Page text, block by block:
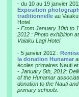
- du 10 au 19 janvier
Exposition
traditionnelle au
Hotel
- From January 10th to
2012 : Photo exhibition
Vaiaku Lagi Hotel
- 5 janvier 2012 :
la donation Hunamar
écoles primaires Nauti
- January 5th, 2012:
of the Hunamar
donation to the Nauti
primary schools.